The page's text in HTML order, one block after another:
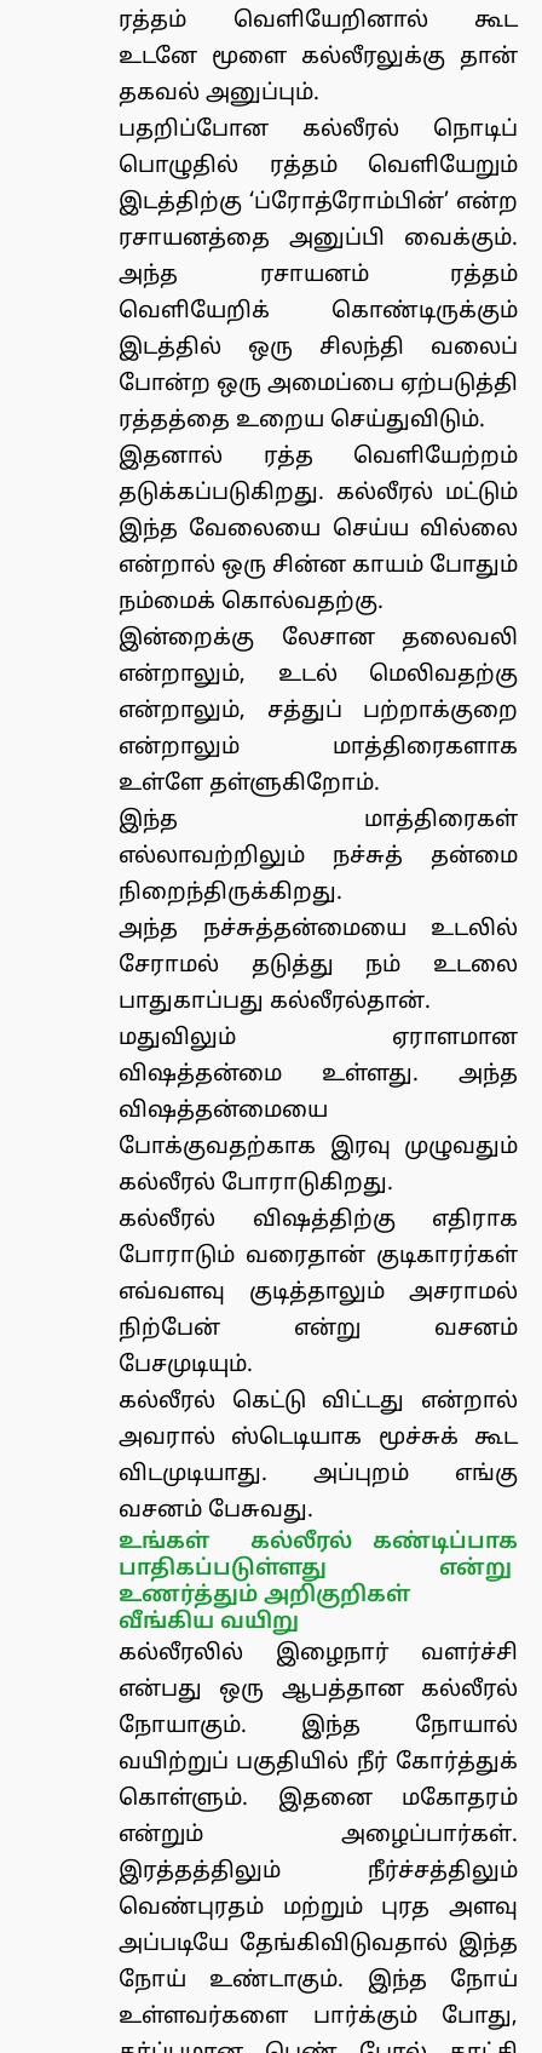
ரத்தம் வெளியேறினால் கூட
உடனே மூளை கல்லீரலுக்கு தான்
தகவல் அனுப்பும்.
பதறிப்போன கல்லீரல் நொடிப்
பொழுதில் ரத்தம் வெளியேறும்
இடத்திற்கு ‘ப்ரோத்ரோம்பின்’ என்ற
ரசாயனத்தை அனுப்பி வைக்கும்.
அந்த ரசாயனம் ரத்தம்
வெளியேறிக் கொண்டிருக்கும்
இடத்தில் ஒரு சிலந்தி வலைப்
போன்ற ஒரு அமைப்பை ஏற்படுத்தி
ரத்தத்தை உறைய செய்துவிடும்.
இதனால் ரத்த வெளியேற்றம்
தடுக்கப்படுகிறது. கல்லீரல் மட்டும்
இந்த வேலையை செய்ய வில்லை
என்றால் ஒரு சின்ன காயம் போதும்
நம்மைக் கொல்வதற்கு.
இன்றைக்கு லேசான தலைவலி
என்றாலும், உடல் மெலிவதற்கு
என்றாலும், சத்துப் பற்றாக்குறை
என்றாலும் மாத்திரைகளாக
உள்ளே தள்ளுகிறோம்.
இந்த மாத்திரைகள்
எல்லாவற்றிலும் நச்சுத் தன்மை
நிறைந்திருக்கிறது.
அந்த நச்சுத்தன்மையை உடலில்
சேராமல் தடுத்து நம் உடலை
பாதுகாப்பது கல்லீரல்தான்.
மதுவிலும் ஏராளமான
விஷத்தன்மை உள்ளது. அந்த
விஷத்தன்மையை
போக்குவதற்காக இரவு முழுவதும்
கல்லீரல் போராடுகிறது.
கல்லீரல் விஷத்திற்கு எதிராக
போராடும் வரைதான் குடிகாரர்கள்
எவ்வளவு குடித்தாலும் அசராமல்
நிற்பேன் என்று வசனம்
பேசமுடியும்.
கல்லீரல் கெட்டு விட்டது என்றால்
அவரால் ஸ்டெடியாக மூச்சுக் கூட
விடமுடியாது. அப்புறம் எங்கு
வசனம் பேசுவது.
உங்கள் கல்லீரல் கண்டிப்பாக
பாதிகப்படுள்ளது என்று
உணர்த்தும் அறிகுறிகள்
வீங்கிய வயிறு
கல்லீரலில் இழைநார் வளர்ச்சி
என்பது ஒரு ஆபத்தான கல்லீரல்
நோயாகும். இந்த நோயால்
வயிற்றுப் பகுதியில் நீர் கோர்த்துக்
கொள்ளும். இதனை மகோதரம்
என்றும் அழைப்பார்கள்.
இரத்தத்திலும் நீர்ச்சத்திலும்
வெண்புரதம் மற்றும் புரத அளவு
அப்படியே தேங்கிவிடுவதால் இந்த
நோய் உண்டாகும். இந்த நோய்
உள்ளவர்களை பார்க்கும் போது,